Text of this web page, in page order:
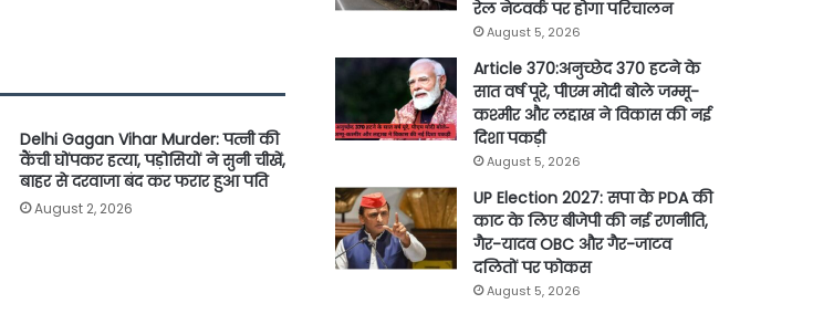
Delhi Gagan Vihar Murder: पत्नी की
कैंची घोंपकर हत्या, पड़ोसियों ने सुनी चीखें,
बाहर से दरवाजा बंद कर फरार हुआ पति
August 2, 2026
रेल नेटवर्क पर होगा परिचालन
August 5, 2026
Article 370:अनुच्छेद 370 हटने के
सात वर्ष पूरे, पीएम मोदी बोले जम्मू-
कश्मीर और लद्दाख ने विकास की नई
दिशा पकड़ी
August 5, 2026
UP Election 2027: सपा के PDA की
काट के लिए बीजेपी की नई रणनीति,
गैर-यादव OBC और गैर-जाटव
दलितों पर फोकस
August 5, 2026